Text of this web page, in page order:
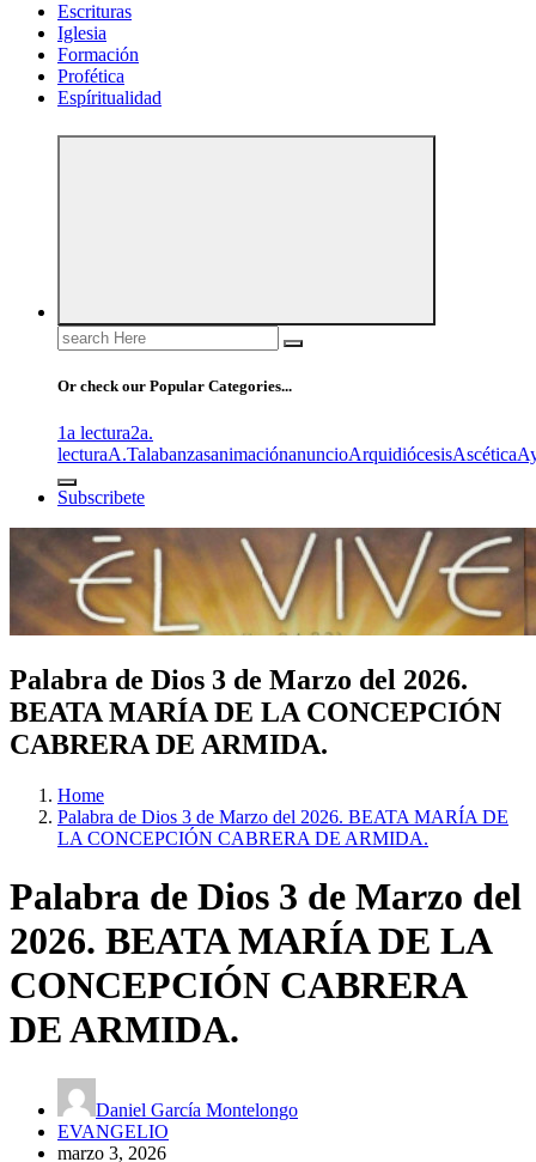
Escrituras
Iglesia
Formación
Profética
Espíritualidad
Search
for:
Or check our Popular Categories...
1a lectura2a.
lecturaA.TalabanzasanimaciónanuncioArquidiócesisAscética
Subscribete
Palabra de Dios 3 de Marzo del 2026.
BEATA MARÍA DE LA CONCEPCIÓN
CABRERA DE ARMIDA.
Home
Palabra de Dios 3 de Marzo del 2026. BEATA MARÍA DE
LA CONCEPCIÓN CABRERA DE ARMIDA.
Palabra de Dios 3 de Marzo del
2026. BEATA MARÍA DE LA
CONCEPCIÓN CABRERA
DE ARMIDA.
Daniel García Montelongo
EVANGELIO
marzo 3, 2026